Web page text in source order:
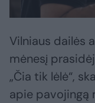
Vilniaus dailės
mėnesį
„Čia tik lėlė“,
apie pavojingą